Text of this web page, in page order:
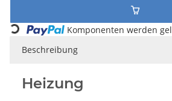
Loading...
Komponenten werden
Beschreibung
Heizung